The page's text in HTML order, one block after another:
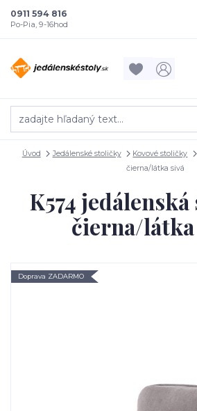
0911 594 816
Po-Pia, 9-16hod
Úvod Jedálenské stoličky Kovové stoličky
čierna/látka sivá
K574
čierna/
Doprava ZADARMO